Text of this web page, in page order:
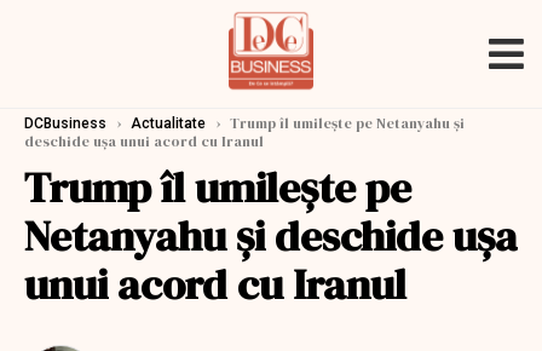
DCBusiness › Actualitate › Trump îl umilește pe Netanyahu și
deschide ușa unui acord cu Iranul
Trump îl umilește pe
Netanyahu și deschide ușa
unui acord cu Iranul